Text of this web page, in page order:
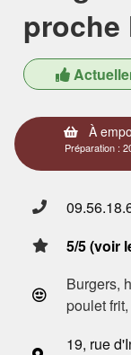
proche
À
Préparation :
5/5 (voir
Burgers,
poulet
19, rue